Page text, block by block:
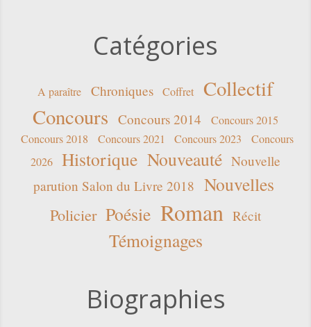
Catégories
A paraître Chroniques Coffret
Collectif
Concours Concours 2014
Concours 2015
Concours 2018
Concours 2021 Concours 2023
Concours
2026
Historique Nouveauté Nouvelle
parution Salon du Livre 2018 Nouvelles
Policier Poésie Roman Récit
Témoignages
Biographies